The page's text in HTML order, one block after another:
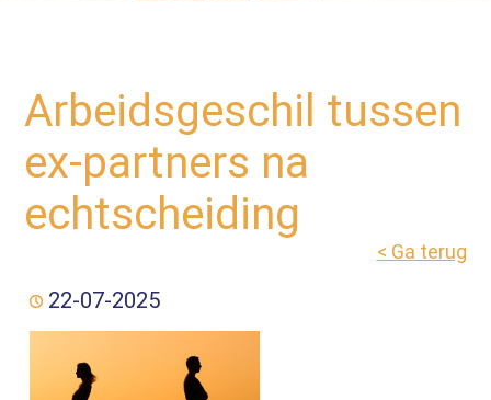
Arbeidsgeschil tussen
ex-partners na
echtscheiding
< Ga terug
22-07-2025